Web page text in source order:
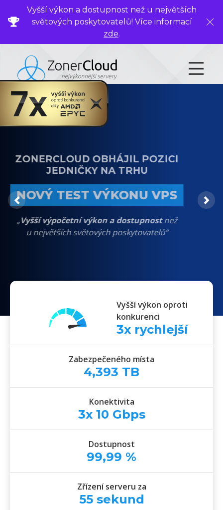
Vyšší výkon a dostupnost než u největších
světových poskytovatelů! Více informací
zde.
ZONERCLOUD OBHÁJIL POZICI
JEDNIČKY NA TRHU
NOVÝ TEST VÝKONU VPS
„Vyšší výpočetní výkon a dostupnostnež
u největších světových poskytovatelů“
Previous
Vyšší výkon oproti
konkurenci
3x rychlejší
Zabezpečeného místa
4,393 TB
Konektivita
3x 10 Gbps
Dostupnost
99,99 %
Zřízení serveru za
55sekund